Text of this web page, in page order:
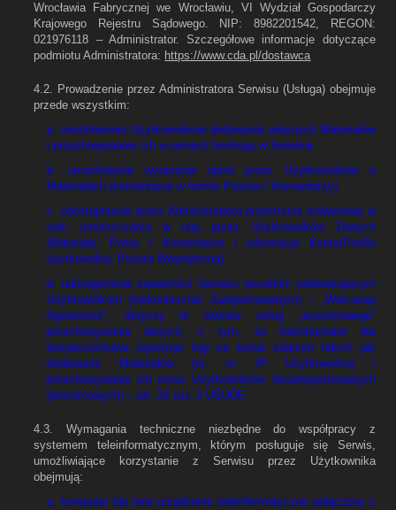
Wrocławia Fabrycznej we Wrocławiu, VI Wydział Gospodarczy
Krajowego Rejestru Sądowego. NIP: 8982201542, REGON:
021976118 – Administrator. Szczegółowe informacje dotyczące
podmiotu Administratora: https://www.cda.pl/dostawca
4.2. Prowadzenie przez Administratora Serwisu (Usługa) obejmuje
przede wszystkim:
a. umożliwienie Użytkownikowi dodawania własnych Materiałów
i przechowywanie ich w ramach hostingu w Serwisie
b. umożliwianie wyrażania opinii przez Użytkowników o
Materiałach (komentarze w formie Postów / Komentarzy)
c. udostępnianie przez Administratora przestrzeni serwerowej w
celu umieszczania w niej przez Użytkowników Danych
(Materiały, Posty / Komentarze i informacje Konta/Profilu
użytkownika, Poczta Wewnętrzna).
d. udostępnienie zawartości Serwisu wszelkim odwiedzającym
Użytkownikom (niekoniecznie Zarejestrowanym) – „Web-wrap
Agreement”; dotyczy to również usług „anonimowego”
przechowywania danych, z tym, że Administrator dla
bezpieczeństwa rejestruje logi na temat zdarzeń takich jak
dodawanie Materiałów (m. in. IP Użytkownika) i
przechowywanie ich przez Użytkowników niezarejestrowanych
(anonimowych) – art. 22 ust. 2 UŚUDE.
4.3. Wymagania techniczne niezbędne do współpracy z
systemem teleinformatycznym, którym posługuje się Serwis,
umożliwiające korzystanie z Serwisu przez Użytkownika
obejmują:
a. komputer lub inne urządzenie teleinformatyczne połączony z